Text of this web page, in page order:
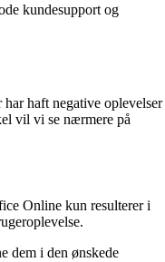
kundesupport og
haft negative oplevelser
vil vi se nærmere på
Online kun resulterer i
dem i den ønskede